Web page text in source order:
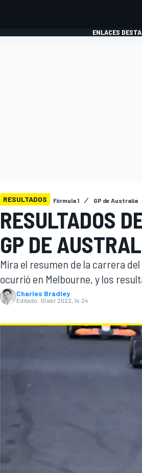
ENLACES
RESULTADOS Fórmula 1 GP de Australia
RESULTADOS
GP DE
Mira el resumen de la carrera
ocurrió en Melbourne, y los
Charles Bradley
Editado: 10 abr 2022, 14:24